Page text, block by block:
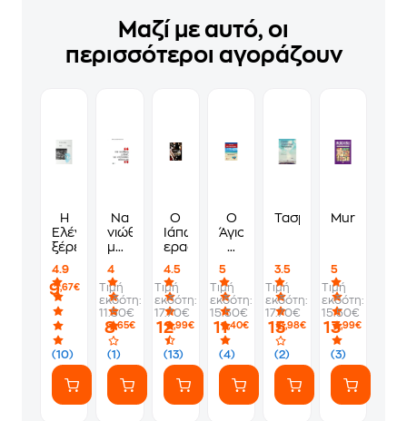
Μαζί με αυτό, οι
περισσότεροι αγοράζουν
Η
Ελένα
ξέρει
4.9
(10)
9,67€
Να
νιώθεις
μπλε,
ντύνεσαι
κόκκινα
4
(1)
Τιμή
εκδότη:
11.50€
8,65€
Ο
Ιάπωνας
εραστής
4.5
(13)
Τιμή
εκδότη:
17.70€
12,99€
Ο
Άγιος,
ο
και
η
Πρόεδρος
5
(4)
Τιμή
εκδότη:
15.50€
11,40€
Τασμανία
3.5
(2)
Τιμή
εκδότη:
17.70€
15,98€
Murdoku
5
(3)
Τιμή
εκδότη:
15.50€
13,99€